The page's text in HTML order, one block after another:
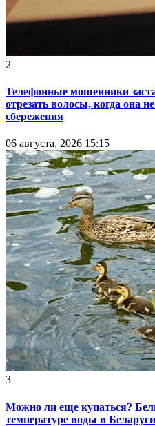
2
Телефонные мошенники
отрезать волосы, когда она
сбережения
06 августа, 2026 15:15
3
Можно ли еще купаться?
температуре воды в Беларуси